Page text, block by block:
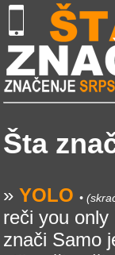
Šta
» YOLO •
reči you
znači Samo